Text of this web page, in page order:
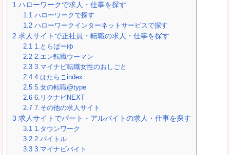
1 ハローワークで求人・仕事を探す
1.1 ハローワークで探す
1.2 ハローワークインターネットサービスで探す
2 求人サイトで正社員・転職の求人・仕事を探す
2.1 1.とらばーゆ
2.2 2.エン転職ウーマン
2.3 3.マイナビ転職女性のおしごと
2.4 4.はたらこindex
2.5 5.女の転職@type
2.6 6.リクナビNEXT
2.7 7.その他の求人サイト
3 求人サイトでパート・アルバイトの求人・仕事を探す
3.1 1.タウンワーク
3.2 2.バイトル
3.3 3.マイナビバイト